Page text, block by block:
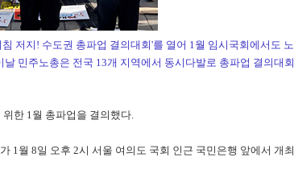
저지! 수도권 총파업 결의대회'를 열어 1월 임시국회에서도 노
민주노총은 전국 13개 지역에서 동시다발로 총파업 결의대회
한 1월 총파업을 결의했다.
1월 8일 오후 2시 서울 여의도 국회 인근 국민은행 앞에서 개최